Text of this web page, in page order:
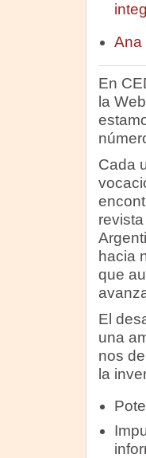
Ana
En
la
Cada
hacia
que
El
una
nos
la